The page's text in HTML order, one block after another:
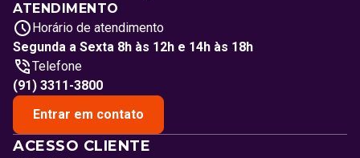
ATENDIMENTO
Horário de atendimento
Segunda a Sexta 8h às 12h e 14h às 18h
Telefone
(91) 3311-3800
Entrar em contato
ACESSO CLIENTE